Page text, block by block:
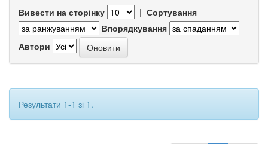
Вивести на сторінку | Сортування
Впорядкування
Автори
Результати 1-1 зі 1.